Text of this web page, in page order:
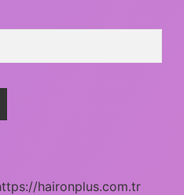
haironplus.com.tr